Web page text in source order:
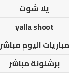
يلا شوت
yalla shoot
مباريات اليوم مباشر
برشلونة مباشر